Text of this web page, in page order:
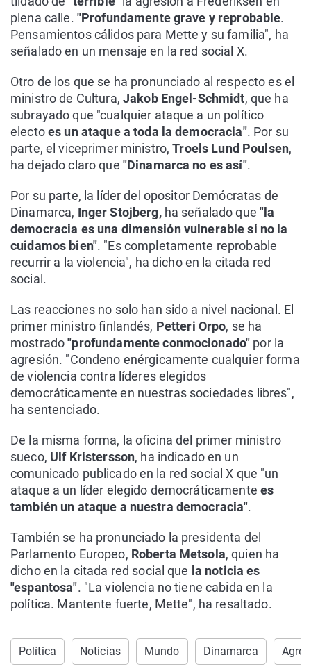
plena calle. "Profundamente grave y reprobable.
Pensamientos cálidos para Mette y su familia", ha
señalado en un mensaje en la red social X.
Otro de los que se ha pronunciado al respecto es el
ministro de Cultura, Jakob Engel-Schmidt, que ha
subrayado que "cualquier ataque a un político
electoes un ataque a toda la democracia". Por su
parte, el viceprimer ministro,Troels Lund Poulsen,
ha dejado claro que "Dinamarca no es así".
Por su parte, la líder del opositor Demócratas de
Dinamarca, Inger Stojberg,ha señalado que"la
democracia es una dimensión vulnerable si no la
cuidamos bien". "Es completamente reprobable
recurrir a la violencia", ha dicho en la citada red
social.
Las reacciones no solo han sido a nivel nacional. El
primer ministro finlandés, Petteri Orpo, se ha
mostrado"profundamente conmocionado" por la
agresión. "Condeno enérgicamente cualquier forma
de violencia contra líderes elegidos
democráticamente en nuestras sociedades libres",
ha sentenciado.
De la misma forma, la oficina del primer ministro
sueco, Ulf Kristersson, ha indicado en un
comunicado publicado en la red social X que "un
ataque a un líder elegido democráticamente es
también un ataque a nuestra democracia".
También se ha pronunciado la presidenta del
Parlamento Europeo, Roberta Metsola, quien ha
dicho en la citada red social que la noticia es
"espantosa". "La violencia no tiene cabida en la
política. Mantente fuerte, Mette", ha resaltado.
Política Noticias Mundo Dinamarca